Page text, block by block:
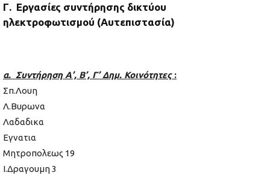
Γ. Εργασίες συντήρησης δικτύου
ηλεκτροφωτισμού (Αυτεπιστασία)
α. Συντήρηση Α’, Β’, Γ’ Δημ. Κοινότητες :
Σπ.Λουη
Λ.Βυρωνα
Λαδαδικα
Εγνατια
Μητροπολεως 19
Ι.Δραγουμη 3